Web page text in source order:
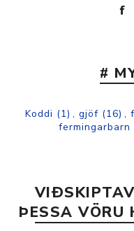
#
Koddi (1) , gjöf (16) ,
fermingarbarn
ÞESSA VÖRU